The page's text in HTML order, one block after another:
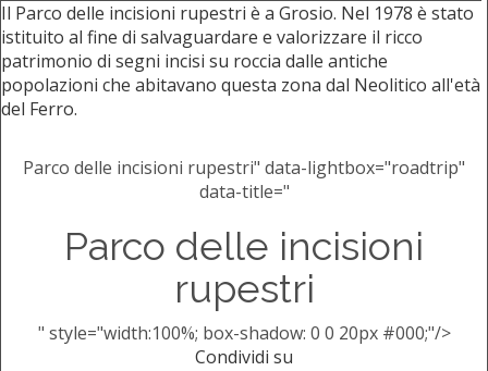
Il Parco delle incisioni rupestri è a Grosio. Nel 1978 è stato
istituito al fine di salvaguardare e valorizzare il ricco
patrimonio di segni incisi su roccia dalle antiche
popolazioni che abitavano questa zona dal Neolitico all'età
del Ferro.
Parco delle incisioni rupestri" data-lightbox="roadtrip"
data-title="
Parco delle incisioni
rupestri
" style="width:100%; box-shadow: 0 0 20px #000;"/>
Condividi su